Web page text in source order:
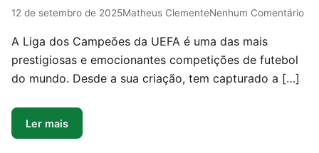
12 de setembro de 2025Matheus ClementeNenhum Comentário
A Liga dos Campeões da UEFA é uma das mais
prestigiosas e emocionantes competições de futebol
do mundo. Desde a sua criação, tem capturado a […]
Ler mais